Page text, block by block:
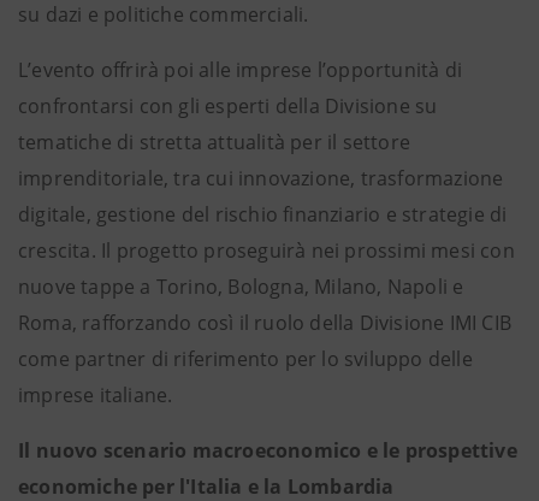
su dazi e politiche commerciali.
L’evento offrirà poi alle imprese l’opportunità di
confrontarsi con gli esperti della Divisione su
tematiche di stretta attualità per il settore
imprenditoriale, tra cui innovazione, trasformazione
digitale, gestione del rischio finanziario e strategie di
crescita. Il progetto proseguirà nei prossimi mesi con
nuove tappe a Torino, Bologna, Milano, Napoli e
Roma, rafforzando così il ruolo della Divisione IMI CIB
come partner di riferimento per lo sviluppo delle
imprese italiane.
Il nuovo scenario macroeconomico e le prospettive
economiche per l'Italia e la Lombardia